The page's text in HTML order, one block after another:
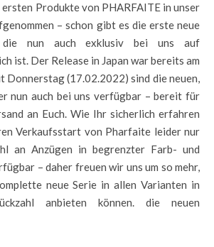
– schon gibt es die erste neue
die nun auch exklusiv bei uns auf
ist. Der Release in Japan war bereits am
Donnerstag (17.02.2022) sind die neuen,
nun auch bei uns verfügbar – bereit für
an Euch. Wie Ihr sicherlich erfahren
Verkaufsstart von Pharfaite leider nur
an Anzügen in begrenzter Farb- und
– daher freuen wir uns um so mehr,
neue Serie in allen Varianten in
anbieten können. die neuen